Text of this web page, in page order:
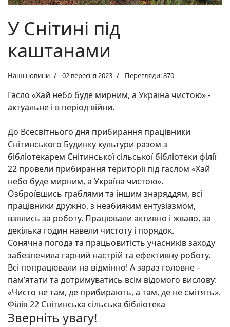
У Снітині під
каштанами
Наші новини 02 вересня 2023 Перегляди: 870
Гасло «Хай небо буде мирним, а Україна чистою» -
актуальне і в період війни.
До Всесвітнього дня прибирання працівники
Снітинського Будинку культури разом з
бібліотекарем Снітинської сільської бібліотеки філії
22 провели прибирання території під гаслом «Хай
небо буде мирним, а Україна чистою».
Озброївшись граблями та іншим знаряддям, всі
працівники дружно, з неабияким ентузіазмом,
взялись за роботу. Працювали активно і жваво, за
декілька годин навели чистоту і порядок.
Сонячна погода та працьовитість учасників заходу
забезпечила гарний настрій та ефективну роботу.
Всі попрацювали на відмінно! А зараз головне –
пам’ятати та дотримуватись всім відомого вислову:
«Чисто не там, де прибирають, а там, де не смітять».
Філія 22 Снітинська сільська бібліотека
Зверніть увагу!